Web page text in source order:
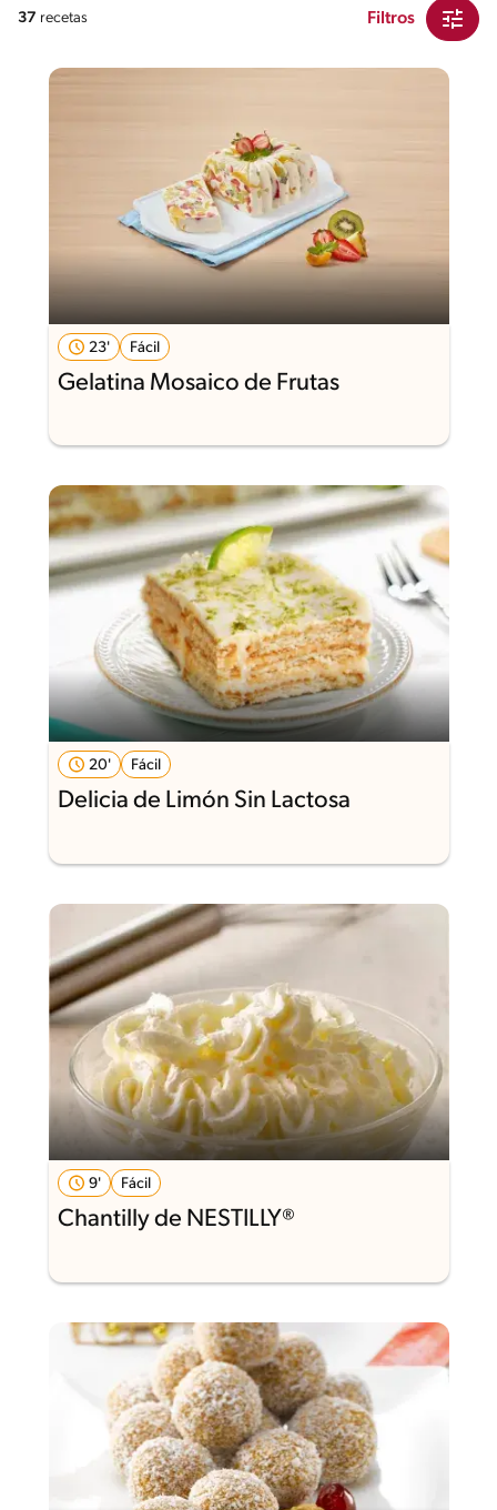
37 recetas Filtros
23' Fácil
Gelatina Mosaico de Frutas
20' Fácil
Delicia de Limón Sin Lactosa
9' Fácil
Chantilly de NESTILLY®